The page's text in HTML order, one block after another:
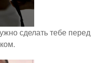
сделать тебе перед